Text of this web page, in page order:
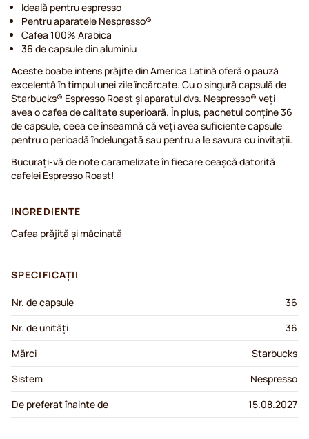
Ideală pentru espresso
Pentru aparatele Nespresso®
Cafea 100% Arabica
36 de capsule din aluminiu
Aceste boabe intens prăjite din America Latină oferă o pauză
excelentă în timpul unei zile încărcate. Cu o singură capsulă de
Starbucks® Espresso Roast și aparatul dvs. Nespresso® veți
avea o cafea de calitate superioară. În plus, pachetul conține 36
de capsule, ceea ce înseamnă că veți avea suficiente capsule
pentru o perioadă îndelungată sau pentru a le savura cu invitații.
Bucurați-vă de note caramelizate în fiecare ceașcă datorită
cafelei Espresso Roast!
INGREDIENTE
Cafea prăjită și măcinată
SPECIFICAȚII
Nr. de capsule
36
Nr. de unități
36
Mărci
Starbucks
Sistem
Nespresso
De preferat înainte de
15.08.2027